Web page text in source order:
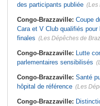
des participants publiée (Les
Congo-Brazzaville: Coupe
Cara et V Club qualifiés pour
finales (Les Dépêches de
Congo-Brazzaville: Lutte
parlementaires sensibilisés
Congo-Brazzaville: Santé
hôpital de référence (Les
Congo-Brazzaville: